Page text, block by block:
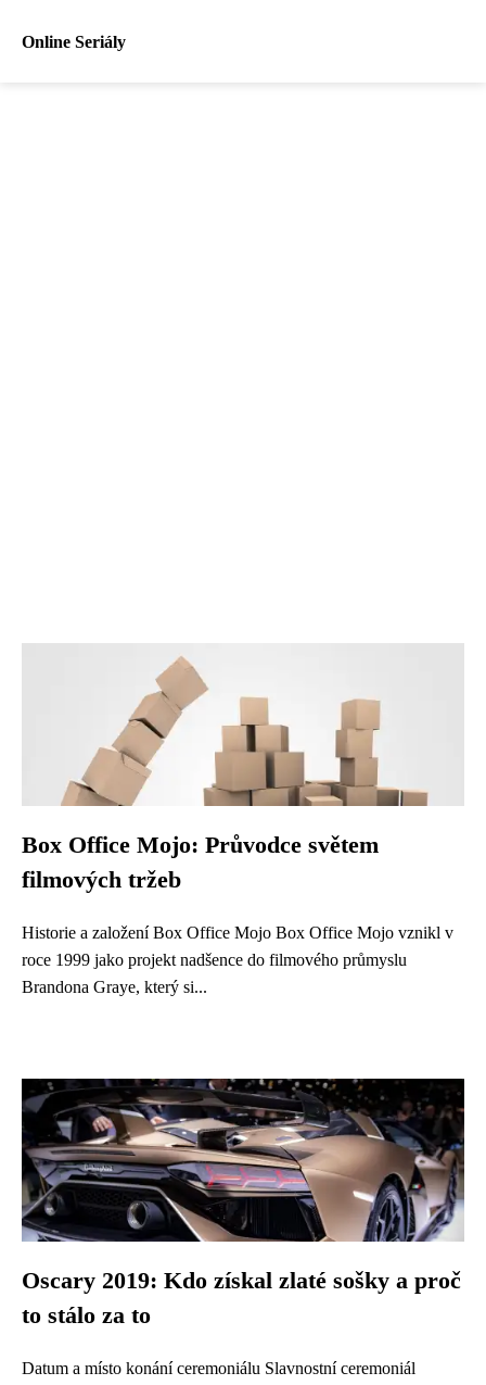
Online Seriály
Box Office Mojo: Průvodce světem
filmových tržeb
Historie a založení Box Office Mojo Box Office Mojo vznikl v
roce 1999 jako projekt nadšence do filmového průmyslu
Brandona Graye, který si...
Oscary 2019: Kdo získal zlaté sošky a proč
to stálo za to
Datum a místo konání ceremoniálu Slavnostní ceremoniál